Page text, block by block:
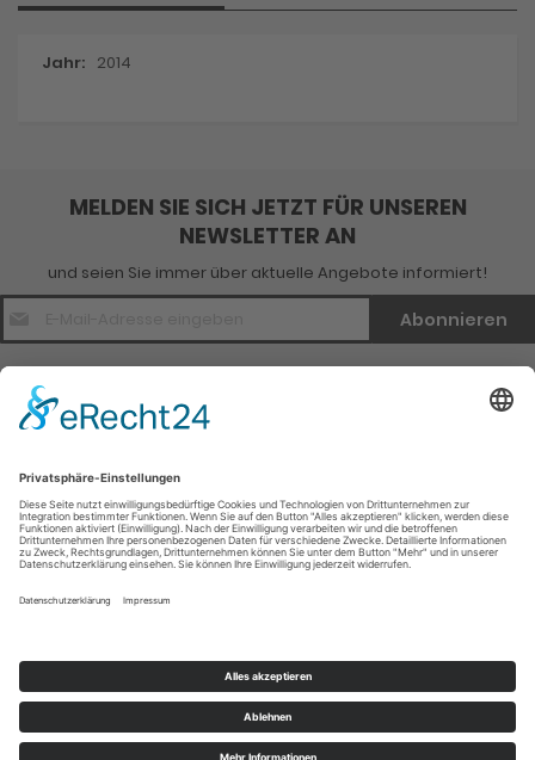
Mehr
2014
MELDEN SIE SICH JETZT FÜR UNSEREN
NEWSLETTER AN
und seien Sie immer über aktuelle Angebote informiert!
E-
Adresse
*
Abonnieren
Verlagsinfo
Weitere Infomationen